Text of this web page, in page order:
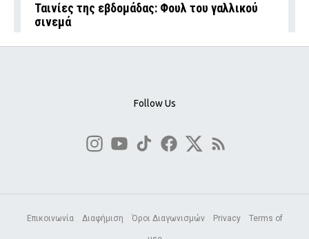
Ταινίες της εβδομάδας: Φουλ του γαλλικού
σινεμά
Follow Us
Επικοινωνία Διαφήμιση Όροι Διαγωνισμών Privacy Terms of